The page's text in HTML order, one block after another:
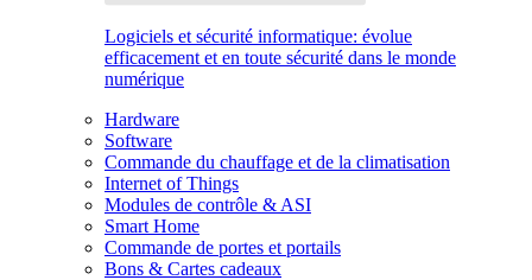
Logiciels et sécurité informatique: évolue
efficacement et en toute sécurité dans le monde
numérique
Hardware
Software
Commande du chauffage et de la climatisation
Internet of Things
Modules de contrôle & ASI
Smart Home
Commande de portes et portails
Bons & Cartes cadeaux